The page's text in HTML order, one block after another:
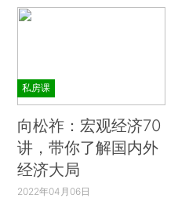
私房课
向松祚：宏观经济70
讲，带你了解国内外
经济大局
2022年04月06日